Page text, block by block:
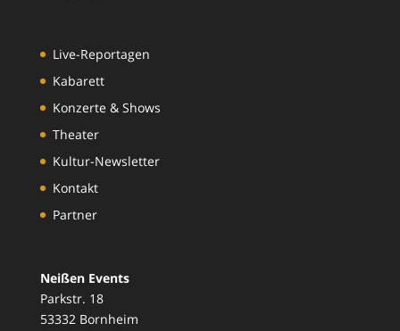
Live-Reportagen
Kabarett
Konzerte & Shows
Theater
Kultur-Newsletter
Kontakt
Partner
Neißen Events
Parkstr. 18
53332 Bornheim